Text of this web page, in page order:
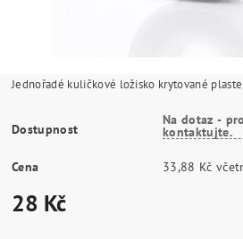
Jednořadé kuličkové ložisko krytované
Dostupnost
Na dotaz -
kontaktujte.
Cena 33,88
28 Kč